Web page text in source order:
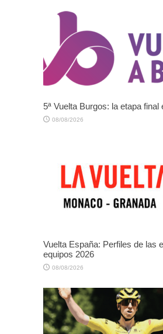
5ª Vuelta Burgos: la etapa final
08/08/2026
Vuelta España: Perfiles de las
equipos 2026
08/08/2026